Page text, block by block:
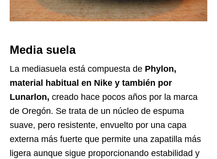
Media suela
La mediasuela está compuesta de Phylon,
material habitual en Nike y también por
Lunarlon, creado hace pocos años por la marca
de Oregón. Se trata de un núcleo de espuma
suave, pero resistente, envuelto por una capa
externa más fuerte que permite una zapatilla más
ligera aunque sigue proporcionando estabilidad y